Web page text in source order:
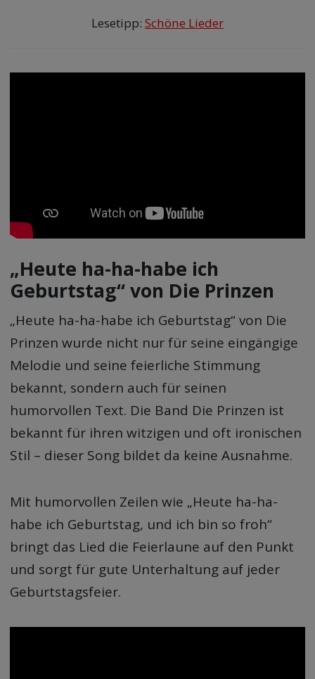
Lesetipp: Schöne Lieder
„Heute ha-ha-habe ich
Geburtstag“ von Die Prinzen
„Heute ha-ha-habe ich Geburtstag“ von Die
Prinzen wurde nicht nur für seine eingängige
Melodie und seine feierliche Stimmung
bekannt, sondern auch für seinen
humorvollen Text. Die Band Die Prinzen ist
bekannt für ihren witzigen und oft ironischen
Stil – dieser Song bildet da keine Ausnahme.
Mit humorvollen Zeilen wie „Heute ha-ha-
habe ich Geburtstag, und ich bin so froh“
bringt das Lied die Feierlaune auf den Punkt
und sorgt für gute Unterhaltung auf jeder
Geburtstagsfeier.